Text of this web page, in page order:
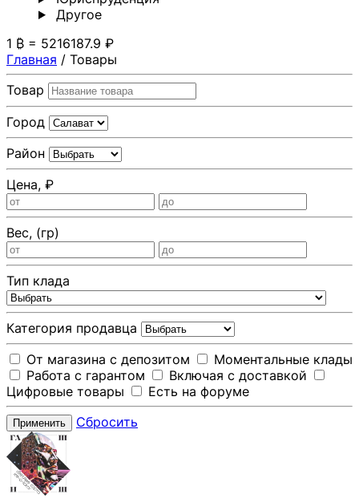
Другoе
1 ₿ = 5216187.9 ₽
Главная / Товары
Товар
Город
Район
Цена, ₽
Вес, (гр)
Тип клада
Категория продавца
От магазина с депозитом
Моментальные клады
Работа с гарантом
Включая с доставкой
Цифровые товары
Есть на форуме
Применить Сбросить